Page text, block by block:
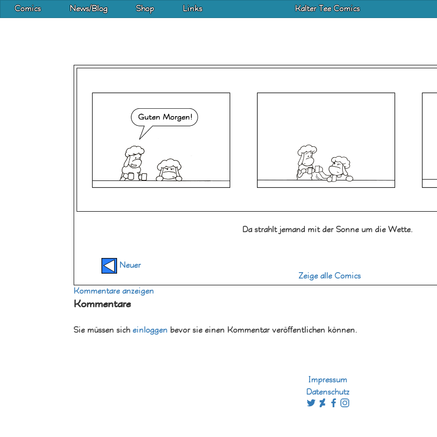
Comics News/Blog Shop Links Kalter Tee Comics
Da strahlt jemand mit der Sonne um die Wette.
Neuer
Zeige alle Comics
Kommentare anzeigen
Kommentare
Sie müssen sich einloggen bevor sie einen Kommentar veröffentlichen können.
Impressum
Datenschutz